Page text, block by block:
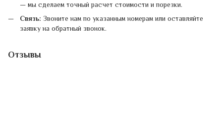
— мы сделаем точный расчет стоимости и порезки.
Связь: Звоните нам по указанным номерам или оставляйте
заявку на обратный звонок.
Отзывы